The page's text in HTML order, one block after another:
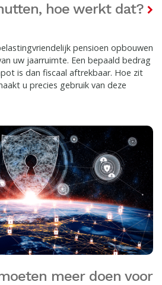
hoe werkt dat?
pensioen opbouwen
uw jaarruimte. Een bepaald bedrag
is dan fiscaal aftrekbaar. Hoe zit
u precies gebruik van deze
meer doen voor